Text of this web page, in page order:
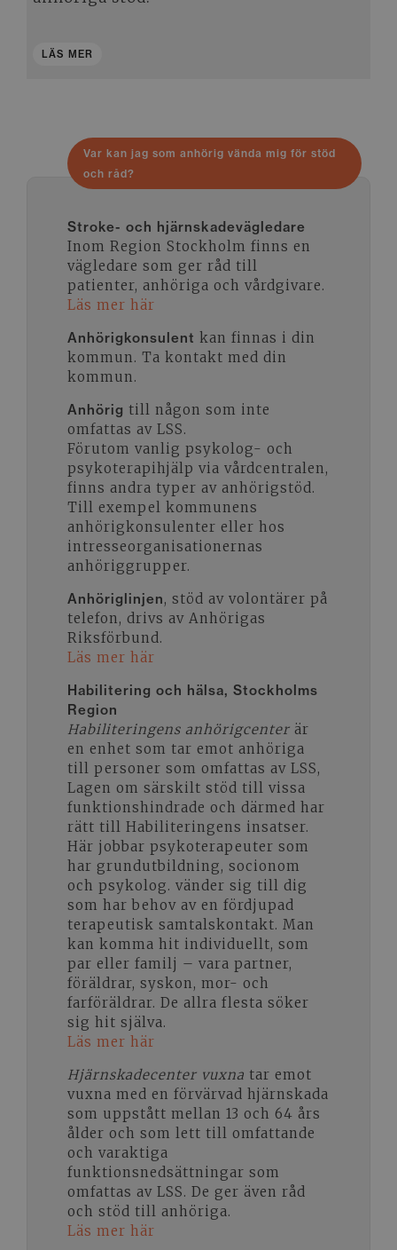
LÄS MER
Stroke- och hjärnskadevägledare
Inom Region Stockholm finns en
vägledare som ger råd till
patienter, anhöriga och vårdgivare.
Läs mer här
Anhörigkonsulent kan finnas i din
kommun. Ta kontakt med din
kommun.
Anhörig till någon som inte
omfattas av LSS.
Förutom vanlig psykolog- och
psykoterapihjälp via vårdcentralen,
finns andra typer av anhörigstöd.
Till exempel kommunens
anhörigkonsulenter eller hos
intresseorganisationernas
anhöriggrupper.
Anhöriglinjen, stöd av volontärer på
telefon, drivs av Anhörigas
Riksförbund.
Läs mer här
Habilitering och hälsa, Stockholms
Region
Habiliteringens anhörigcenter är
en enhet som tar emot anhöriga
till personer som omfattas av LSS,
Lagen om särskilt stöd till vissa
funktionshindrade och därmed har
rätt till Habiliteringens insatser.
Här jobbar psykoterapeuter som
har grundutbildning, socionom
och psykolog. vänder sig till dig
som har behov av en fördjupad
terapeutisk samtalskontakt. Man
kan komma hit individuellt, som
par eller familj – vara partner,
föräldrar, syskon, mor- och
farföräldrar. De allra flesta söker
sig hit själva.
Läs mer här
Hjärnskadecenter vuxna tar emot
vuxna med en förvärvad hjärnskada
som uppstått mellan 13 och 64 års
ålder och som lett till omfattande
och varaktiga
funktionsnedsättningar som
omfattas av LSS. De ger även råd
och stöd till anhöriga.
Läs mer här